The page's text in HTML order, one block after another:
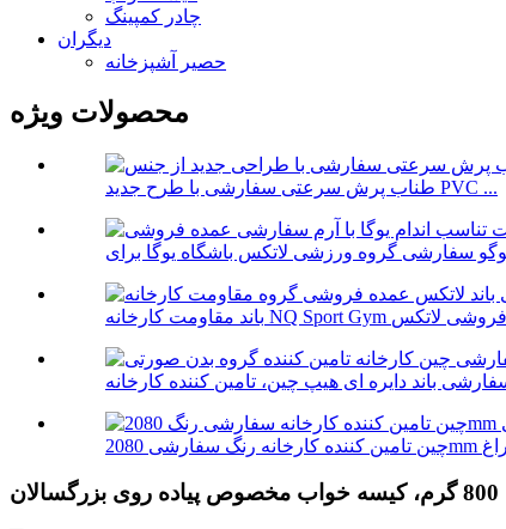
چادر کمپینگ
دیگران
حصیر آشپزخانه
محصولات ویژه
طناب پرش سرعتی سفارشی با طرح جدید PVC ...